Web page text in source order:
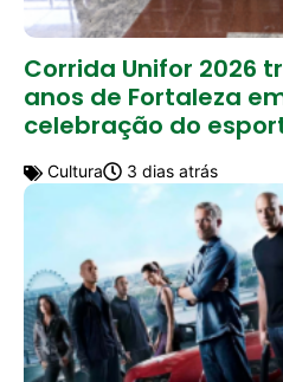
Corrida Unifor 2026
anos de Fortaleza
celebração do
Cultura 3 dias atrás